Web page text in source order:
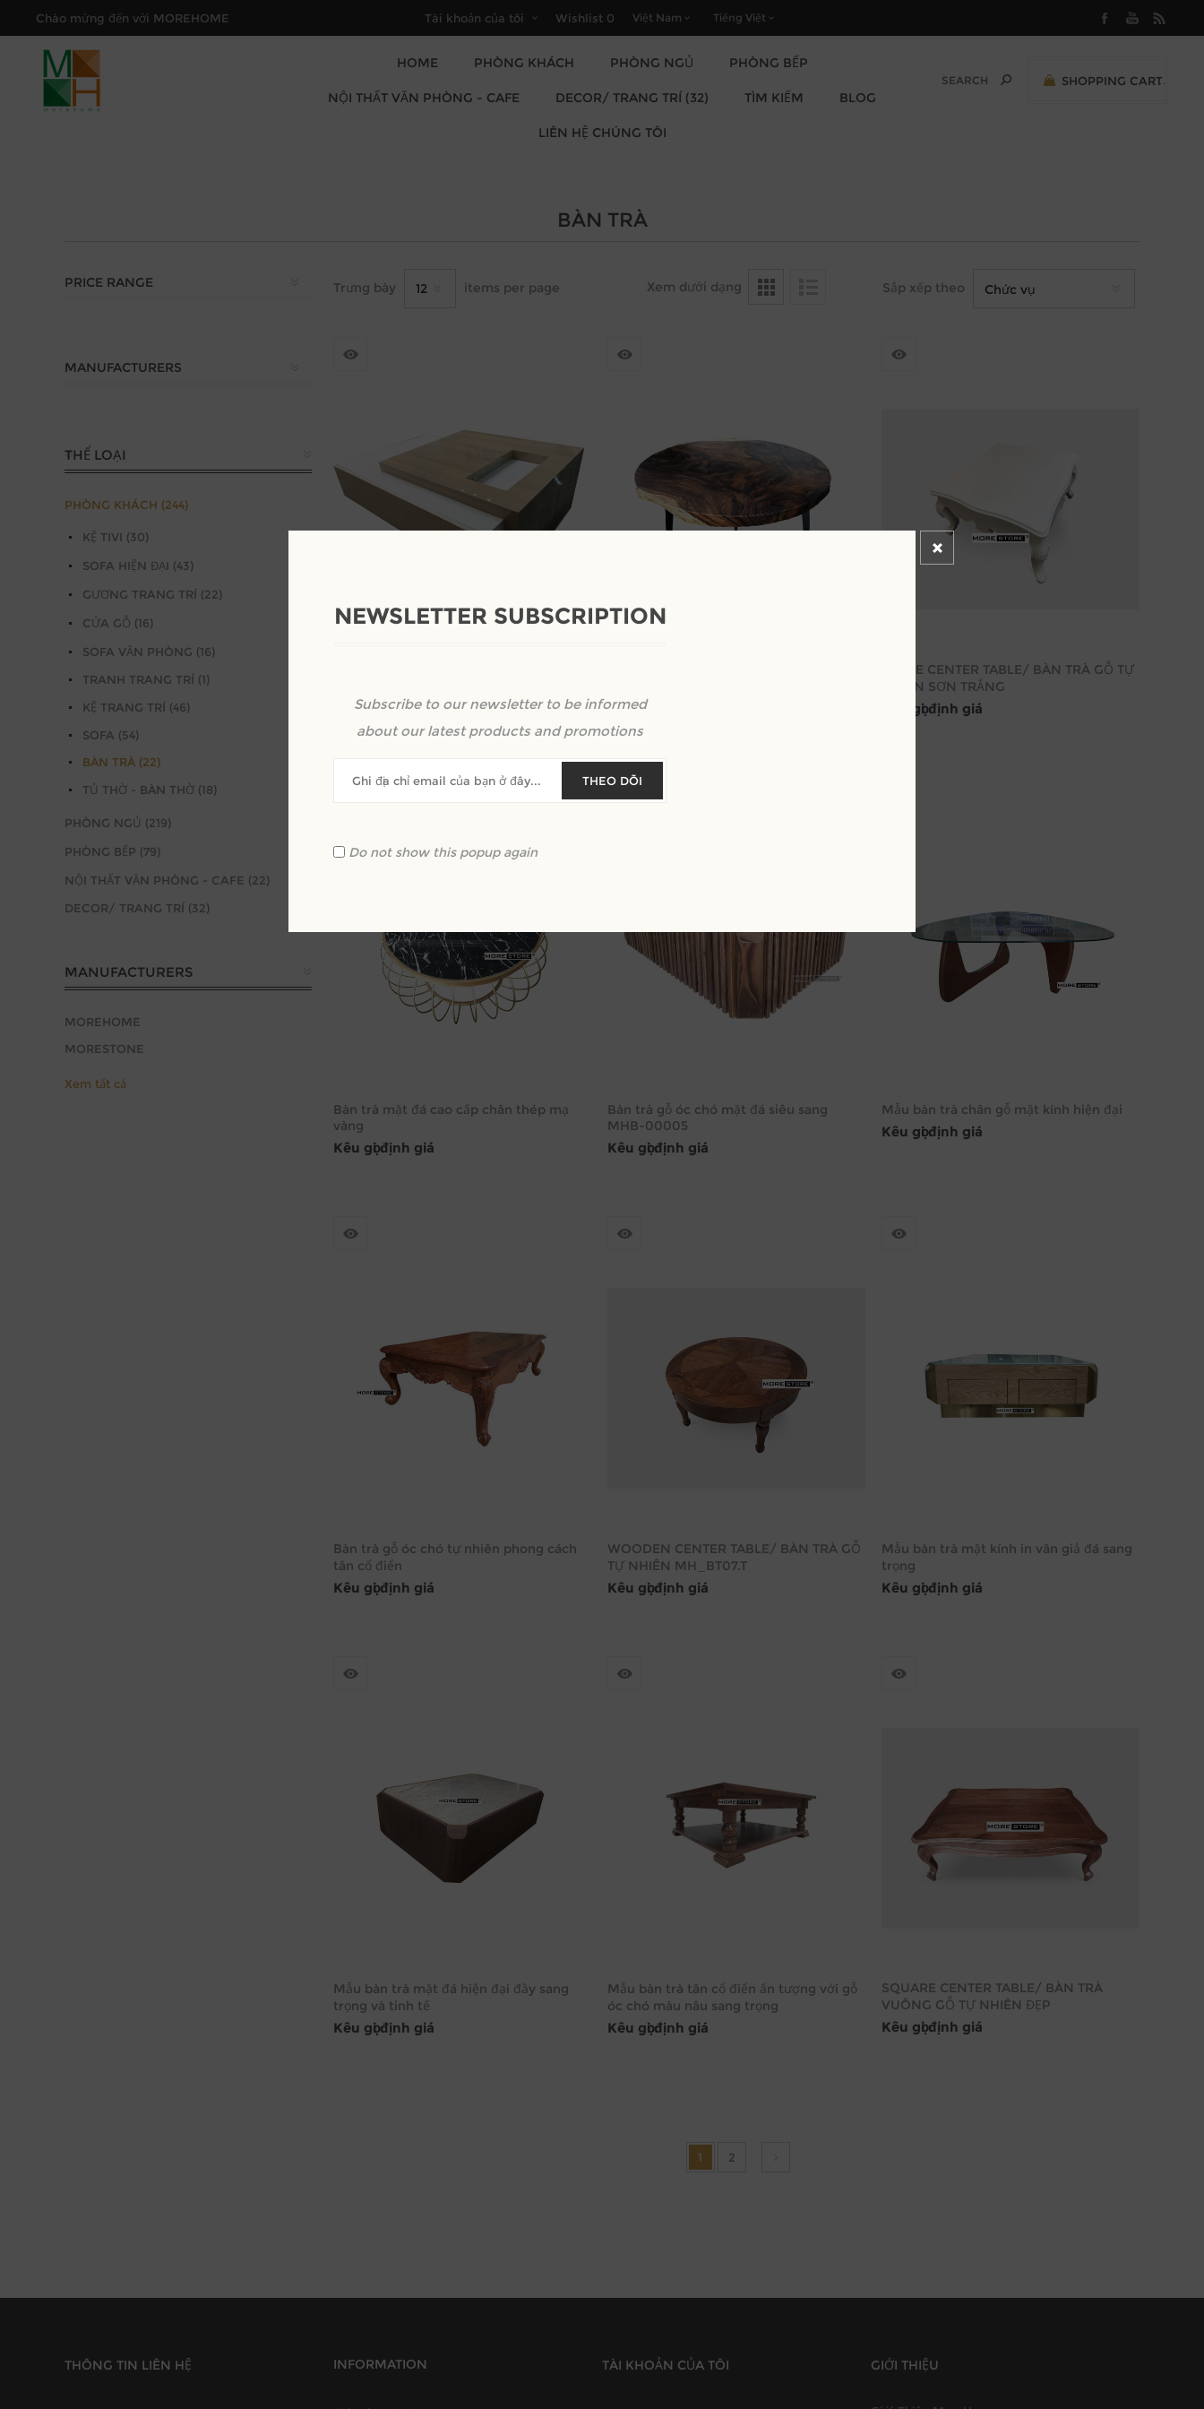
Chào mừng đến với MOREHOME Tài khoản của tôi Wishlist 0
SHOPPING CART
HOME PHÒNG KHÁCH PHÒNG NGỦ PHÒNG BẾP
NỘI THẤT VĂN PHÒNG - CAFE DECOR/ TRANG TRÍ (32) TÌM KIẾM BLOG
LIÊN HỆ CHÚNG TÔI
BÀN TRÀ
Xem dưới dạng Sắp xếp theo
Trưng bày items per page
Kêu gọi định giá
WHITE CENTER TABLE/ BÀN TRÀ GỖ TỰ
NHIÊN SƠN TRẮNG
Kêu gọi định giá
Bàn trà mặt đá cao cấp chân thép mạ
vàng
Kêu gọi định giá
Bàn trà gỗ óc chó mặt đá siêu sang
MHB-00005
Kêu gọi định giá
Mẫu bàn trà chân gỗ mặt kính hiện đại
Kêu gọi định giá
Bàn trà gỗ óc chó tự nhiên phong cách
tân cổ điển
Kêu gọi định giá
WOODEN CENTER TABLE/ BÀN TRÀ GỖ
TỰ NHIÊN MH_BT07.T
Kêu gọi định giá
Mẫu bàn trà mặt kính in vân giả đá sang
trọng
Kêu gọi định giá
Mẫu bàn trà mặt đá hiện đại đầy sang
trọng và tinh tế
Kêu gọi định giá
Mẫu bàn trà tân cổ điển ấn tượng với gỗ
óc chó màu nâu sang trọng
Kêu gọi định giá
SQUARE CENTER TABLE/ BÀN TRÀ
VUÔNG GỖ TỰ NHIÊN ĐẸP
Kêu gọi định giá
1 2
PRICE RANGE
MANUFACTURERS
THỂ LOẠI
PHÒNG KHÁCH (244)
KỆ TIVI (30)
SOFA HIỆN ĐẠI (43)
GƯƠNG TRANG TRÍ (22)
CỬA GỖ (16)
SOFA VĂN PHÒNG (16)
TRANH TRANG TRÍ (1)
KỆ TRANG TRÍ (46)
SOFA (54)
BÀN TRÀ (22)
TỦ THỜ - BÀN THỜ (18)
PHÒNG NGỦ (219)
PHÒNG BẾP (79)
NỘI THẤT VĂN PHÒNG - CAFE (22)
DECOR/ TRANG TRÍ (32)
MANUFACTURERS
MOREHOME
MORESTONE
Xem tất cả
THÔNG TIN LIÊN HỆ INFORMATION TÀI KHOẢN CỦA TÔI GIỚI THIỆU
NEWSLETTER SUBSCRIPTION
Subscribe to our newsletter to be informed
about our latest products and promotions
THEO DÕI
Do not show this popup again